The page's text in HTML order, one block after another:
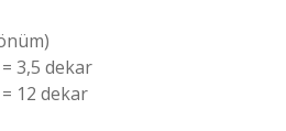
3,5 dekar
= 12 dekar